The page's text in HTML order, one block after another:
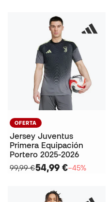
OFERTA
Jersey Juventus
Primera Equipación
Portero 2025-2026
99,99 €54,99 €−45%